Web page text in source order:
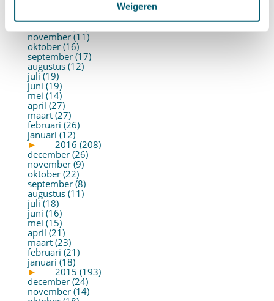
Weigeren
►
2017 (213)
november (11)
oktober (16)
september (17)
augustus (12)
juli (19)
juni (19)
mei (14)
april (27)
maart (27)
februari (26)
januari (12)
►
2016 (208)
december (26)
november (9)
oktober (22)
september (8)
augustus (11)
juli (18)
juni (16)
mei (15)
april (21)
maart (23)
februari (21)
januari (18)
►
2015 (193)
december (24)
november (14)